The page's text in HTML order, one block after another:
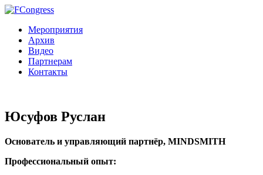
Мероприятия
Архив
Видео
Партнерам
Контакты
Юсуфов Руслан
Основатель и управляющий партнёр, MINDSMITH
Профессиональный опыт: